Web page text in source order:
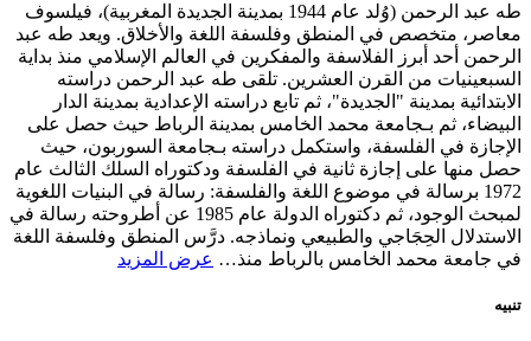
طه عبد الرحمن (وُلد عام 1944 بمدينة الجديدة المغربية)، فيلسوف
معاصر، متخصص في المنطق وفلسفة اللغة والأخلاق. ويعد طه عبد
الرحمن أحد أبرز الفلاسفة والمفكرين في العالم الإسلامي منذ بداية
السبعينيات من القرن العشرين. تلقى طه عبد الرحمن دراسته
الابتدائية بمدينة "الجديدة"، ثم تابع دراسته الإعدادية بمدينة الدار
البيضاء، ثم بـجامعة محمد الخامس بمدينة الرباط حيث حصل على
الإجازة في الفلسفة، واستكمل دراسته بـجامعة السوربون، حيث
حصل منها على إجازة ثانية في الفلسفة ودكتوراه السلك الثالث عام
1972 برسالة في موضوع اللغة والفلسفة: رسالة في البنيات اللغوية
لمبحث الوجود، ثم دكتوراه الدولة عام 1985 عن أطروحته رسالة في
الاستدلال الحِجَاجي والطبيعي ونماذجه. درَّس المنطق وفلسفة اللغة
في جامعة محمد الخامس بالرباط منذ… عرض المزيد
تنبيه